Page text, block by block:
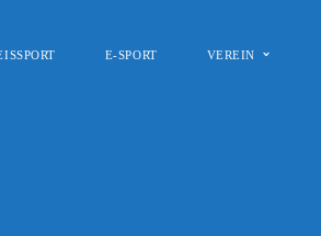
E-SPORT VEREIN